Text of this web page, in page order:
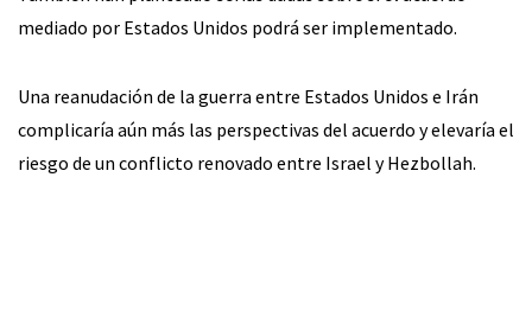
mediado por Estados Unidos podrá ser implementado.
Una reanudación de la guerra entre Estados Unidos e Irán
complicaría aún más las perspectivas del acuerdo y elevaría el
riesgo de un conflicto renovado entre Israel y Hezbollah.